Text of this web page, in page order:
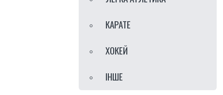
КАРАТЕ
ХОКЕЙ
IНШЕ